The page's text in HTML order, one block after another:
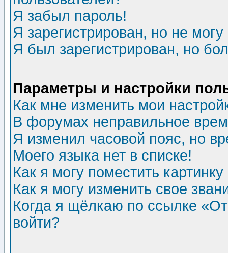
Я забыл пароль!
Я зарегистрирован, но не могу
Я был зарегистрирован, но
Параметры и настройки
Как мне изменить мои
В форумах неправильное
Я изменил часовой пояс, но
Моего языка нет в списке!
Как я могу поместить
Как я могу изменить свое
Когда я щёлкаю по ссылке
войти?